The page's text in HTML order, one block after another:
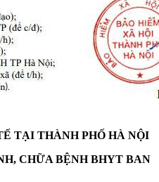
TẠI THÀNH PHỐ HÀ NỘI
CHỮA BỆNH BHYT BAN